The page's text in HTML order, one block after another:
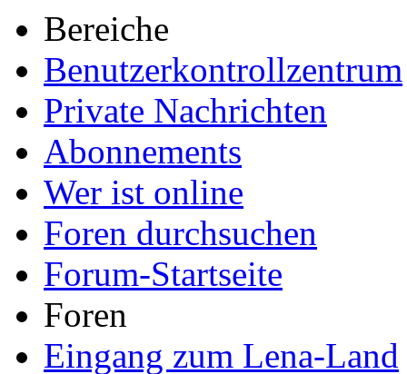
Bereiche
Benutzerkontrollzentrum
Private Nachrichten
Abonnements
Wer ist online
Foren durchsuchen
Forum-Startseite
Foren
Eingang zum Lena-Land